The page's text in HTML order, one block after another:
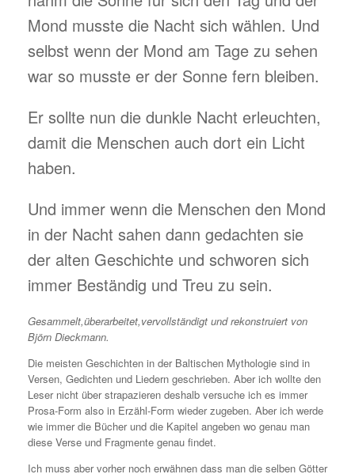
Mond musste die Nacht sich wählen. Und
selbst wenn der Mond am Tage zu sehen
war so musste er der Sonne fern bleiben.
Er sollte nun die dunkle Nacht erleuchten,
damit die Menschen auch dort ein Licht
haben.
Und immer wenn die Menschen den Mond
in der Nacht sahen dann gedachten sie
der alten Geschichte und schworen sich
immer Beständig und Treu zu sein.
Gesammelt,überarbeitet,vervollständigt und rekonstruiert von
Björn Dieckmann.
Die meisten Geschichten in der Baltischen Mythologie sind in
Versen, Gedichten und Liedern geschrieben. Aber ich wollte den
Leser nicht über strapazieren deshalb versuche ich es immer
Prosa-Form also in Erzähl-Form wieder zugeben. Aber ich werde
wie immer die Bücher und die Kapitel angeben wo genau man
diese Verse und Fragmente genau findet.
Ich muss aber vorher noch erwähnen dass man die selben Götter